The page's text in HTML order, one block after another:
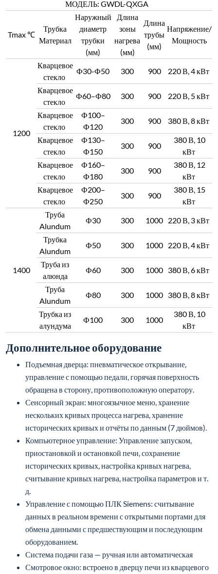
МОДЕЛЬ: GWDL-QXGA
Tmax ℃
Трубка
Материал
Наружный
диаметр
трубки
(мм)
Длина
зоны
нагрева
(мм)
Длина
трубы
(мм)
Напряжение/
Мощность
1200
Кварцевое
стекло
Ф30-Ф50 300 900 220 В, 4 кВт
Кварцевое
стекло
Ф60–Ф80 300 900 220 В, 5 кВт
Кварцевое
стекло
Ф100–
Ф120
300 900 380 В, 8 кВт
Кварцевое
стекло
Ф130–
Ф150
300 900
380 В, 10
кВт
Кварцевое
стекло
Ф160–
Ф180
300 900
380 В, 12
кВт
Кварцевое
стекло
Ф200–
Ф250
300 900
380 В, 15
кВт
1400
Труба
Alundum
Ф30 300 1000 220 В, 3 кВт
Трубка
Alundum
Ф50 300 1000 220 В, 4 кВт
Труба из
алюнда
Ф60 300 1000 380 В, 6 кВт
Труба
Alundum
Ф80 300 1000 380 В, 8 кВт
Трубка из
алундума
Ф100 300 1000
380 В, 10
кВт
Дополнительное оборудование
Подъемная дверца: пневматическое открывание,
управление с помощью педали, горячая поверхность
обращена в сторону, противоположную оператору.
Сенсорный экран: многоязычное меню, хранение
нескольких кривых процесса нагрева, хранение
исторических кривых и отчёты по данным (7 дюймов).
Компьютерное управление: Управление запуском,
приостановкой и остановкой печи, сохранение
исторических кривых, настройка кривых нагрева,
считывание кривых нагрева, настройка параметров и т.
д.
Управление с помощью ПЛК Siemens: считывание
данных в реальном времени с открытыми портами для
обмена данными с предшествующим и последующим
оборудованием.
Система подачи газа — ручная или автоматическая
Смотровое окно: встроено в дверцу печи из кварцевого